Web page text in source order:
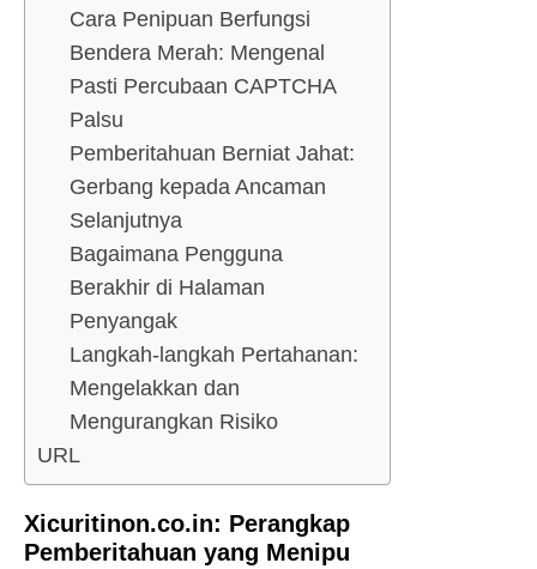
Cara Penipuan Berfungsi
Bendera Merah: Mengenal
Pasti Percubaan CAPTCHA
Palsu
Pemberitahuan Berniat Jahat:
Gerbang kepada Ancaman
Selanjutnya
Bagaimana Pengguna
Berakhir di Halaman
Penyangak
Langkah-langkah Pertahanan:
Mengelakkan dan
Mengurangkan Risiko
URL
Xicuritinon.co.in: Perangkap
Pemberitahuan yang Menipu